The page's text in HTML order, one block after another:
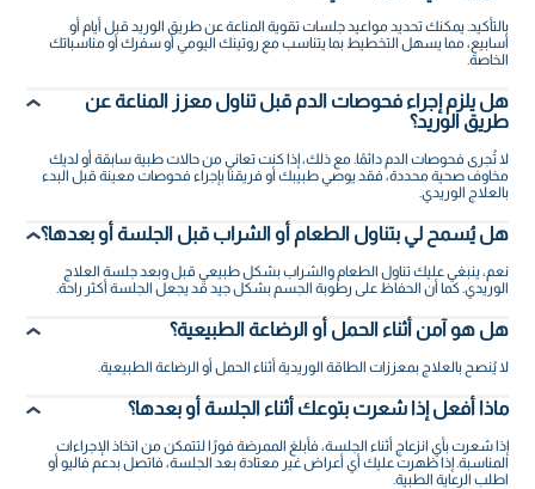
بالتأكيد. يمكنك تحديد مواعيد جلسات تقوية المناعة عن طريق الوريد قبل أيام أو
أسابيع، مما يسهل التخطيط بما يتناسب مع روتينك اليومي أو سفرك أو مناسباتك
الخاصة.
هل يلزم إجراء فحوصات الدم قبل تناول معزز المناعة عن
طريق الوريد؟
لا تُجرى فحوصات الدم دائمًا. مع ذلك، إذا كنت تعاني من حالات طبية سابقة أو لديك
مخاوف صحية محددة، فقد يوصي طبيبك أو فريقنا بإجراء فحوصات معينة قبل البدء
بالعلاج الوريدي.
هل يُسمح لي بتناول الطعام أو الشراب قبل الجلسة أو بعدها؟
نعم، ينبغي عليك تناول الطعام والشراب بشكل طبيعي قبل وبعد جلسة العلاج
الوريدي. كما أن الحفاظ على رطوبة الجسم بشكل جيد قد يجعل الجلسة أكثر راحة.
هل هو آمن أثناء الحمل أو الرضاعة الطبيعية؟
لا يُنصح بالعلاج بمعززات الطاقة الوريدية أثناء الحمل أو الرضاعة الطبيعية.
ماذا أفعل إذا شعرت بتوعك أثناء الجلسة أو بعدها؟
إذا شعرت بأي انزعاج أثناء الجلسة، فأبلغ الممرضة فورًا لتتمكن من اتخاذ الإجراءات
المناسبة. إذا ظهرت عليك أي أعراض غير معتادة بعد الجلسة، فاتصل بدعم فاليو أو
اطلب الرعاية الطبية.